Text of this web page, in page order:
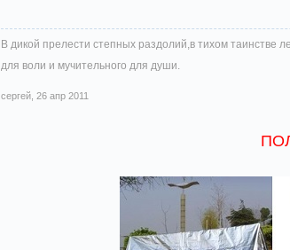
В дикой прелести степных раздолий,в тихом таинстве
для воли и мучительного для души.
сергей 26 апр 2011